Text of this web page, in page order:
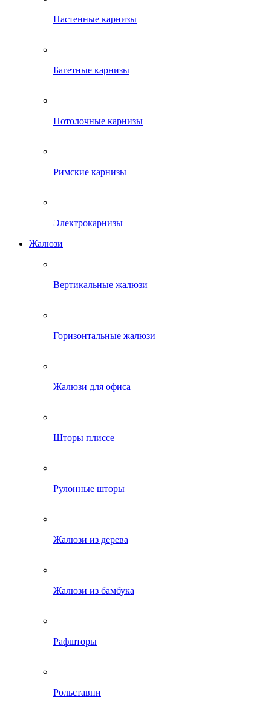
Настенные карнизы
Багетные карнизы
Потолочные карнизы
Римские карнизы
Электрокарнизы
Жалюзи
Вертикальные жалюзи
Горизонтальные жалюзи
Жалюзи для офиса
Шторы плиссе
Рулонные шторы
Жалюзи из дерева
Жалюзи из бамбука
Рафшторы
Рольставни